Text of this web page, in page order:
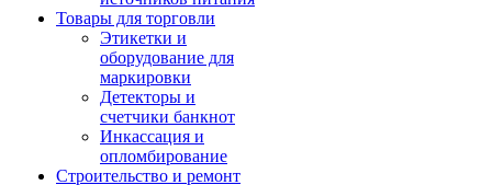
Товары для торговли
Этикетки и
оборудование для
маркировки
Детекторы и
счетчики банкнот
Инкассация и
опломбирование
Строительство и ремонт